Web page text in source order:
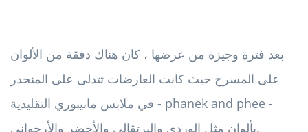
بعد فترة وجيزة من عرضها ، كان هناك دفقة من الألوان
على المسرح حيث كانت العارضات تتدلى على المنحدر
في ملابس مانيبوري التقليدية - phanek and phee -
بألوان مثل الوردي والبرتقالي والأخضر والأرجواني.